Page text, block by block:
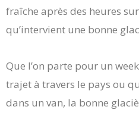
fraîche après des heures sur
qu’intervient une bonne
Que l’on parte pour un
trajet à travers le pays ou
dans un van, la bonne